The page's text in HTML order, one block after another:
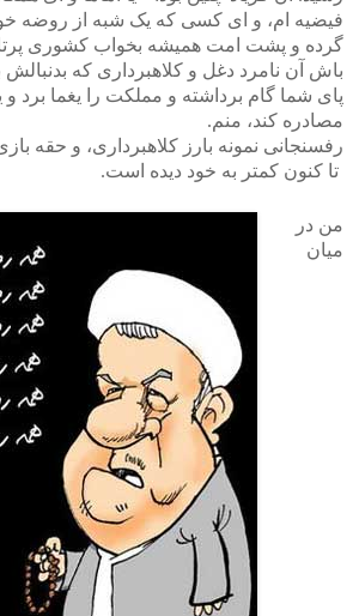
گرده و پشت امت همیشه بخواب کشوری
باش آن نامرد دغل و کلاهبرداری که بدنبالش
پای شما گام برداشته و مملکت را یغما برد و
مصادره کند، منم.
رفسنجانی نمونه بارز کلاهبرداری، و حقه
تا کنون کمتر به خود دیده است.
من در
میان